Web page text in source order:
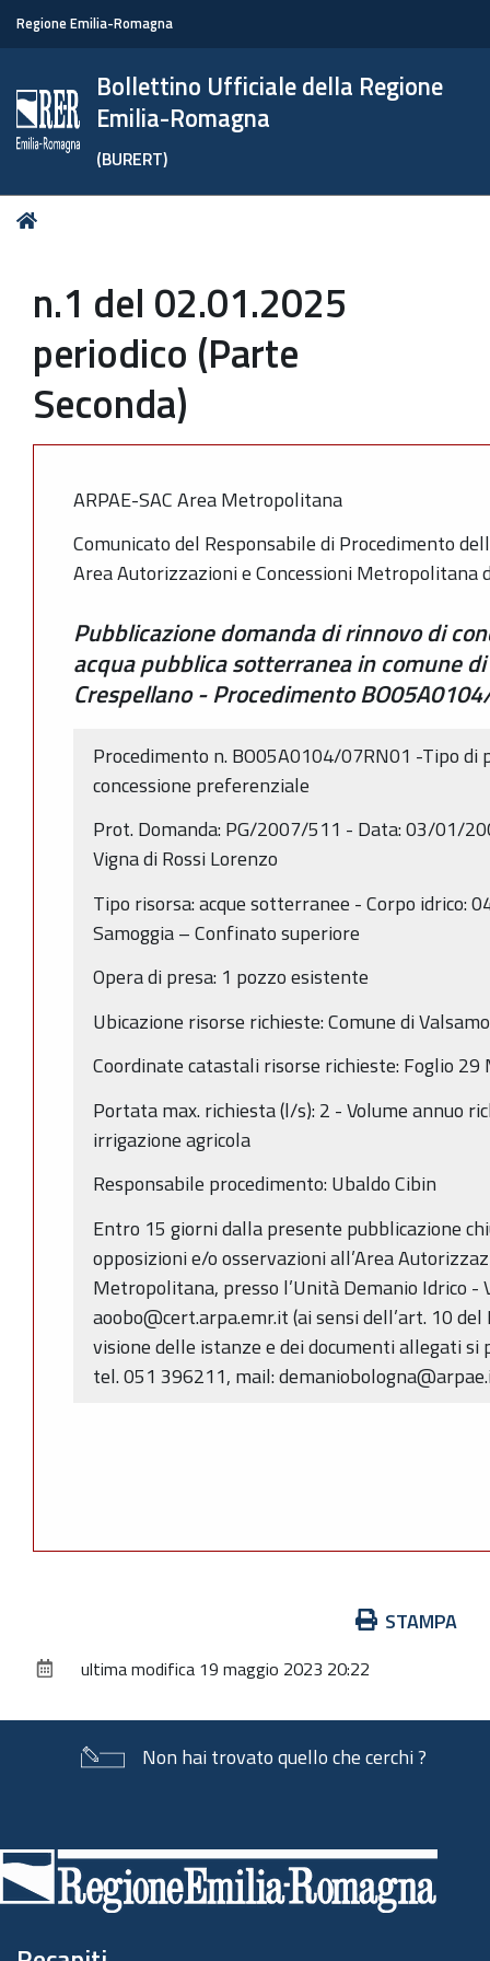
Regione Emilia-Romagna
Bollettino Ufficiale della Regione
Emilia-Romagna
(BURERT)
Tu
n.1 del 02.01.2025
periodico (Parte
Seconda)
ARPAE-SAC Area Metropolitana
Comunicato del Responsabile di Procedimento
Area Autorizzazioni e Concessioni Metropolitana
Pubblicazione domanda di rinnovo di
acqua pubblica sotterranea in comune di
Crespellano - Procedimento
Procedimento n. BO05A0104/07RN01 -Tipo di
concessione preferenziale
Prot. Domanda: PG/2007/511 - Data: 03/01/
Vigna di Rossi Lorenzo
Tipo risorsa: acque sotterranee - Corpo idrico:
Samoggia – Confinato superiore
Opera di presa: 1 pozzo esistente
Ubicazione risorse richieste: Comune di
Coordinate catastali risorse richieste: Foglio
Portata max. richiesta (l/s): 2 - Volume annuo
irrigazione agricola
Responsabile procedimento: Ubaldo Cibin
Entro 15 giorni dalla presente pubblicazione
opposizioni e/o osservazioni all’Area
Metropolitana, presso l’Unità Demanio Idrico -
aoobo@cert.arpa.emr.it (ai sensi dell’art. 10
visione delle istanze e dei documenti allegati
tel. 051 396211, mail:
documento
STAMPA
ultima modifica 19 maggio 2023 20:22
Non hai trovato quello che cerchi ?
di
pagina